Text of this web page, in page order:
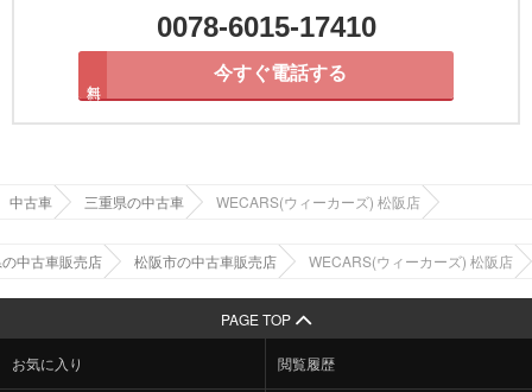
0078-6015-17410
今すぐ電話する
中古車 三重県の中古車 WECARS(ウィーカーズ) 松阪店
中古車販売店 松阪市の中古車販売店 WECARS(ウィーカーズ) 松阪店
PAGE TOP
お気に入り 閲覧履歴